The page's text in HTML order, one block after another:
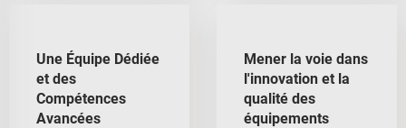
Une Équipe Dédiée
et des
Compétences
Avancées
Mener la voie dans
l'innovation et la
qualité des
équipements